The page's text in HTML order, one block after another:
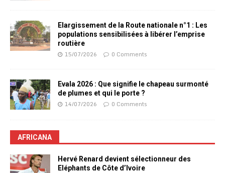
Elargissement de la Route nationale n°1 : Les
populations sensibilisées à libérer l’emprise
routière
15/07/2026 0 Comments
Evala 2026 : Que signifie le chapeau surmonté
de plumes et qui le porte ?
14/07/2026 0 Comments
AFRICANA
Hervé Renard devient sélectionneur des
Eléphants de Côte d’Ivoire